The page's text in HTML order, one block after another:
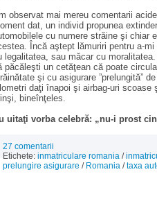
observat mai mereu comentarii
dat, un individ propunea
cu numere străine şi chiar
Încă aştept lămuriri pentru a-
legalitatea, sau măcar cu
păcăleşti un cetăţean că poate
şi cu asigurare ”prelungită”
daţi înapoi şi airbag-uri
bineînţeles.
uitaţi vorba celebră: „nu-i prost
27 comentarii
Etichete: inmatriculare romania /
prelungire asigurare / Romania /taxa